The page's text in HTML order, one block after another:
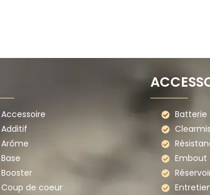
Accessoire
Additif
Arôme
Base
Booster
Coup de coeur
Batterie